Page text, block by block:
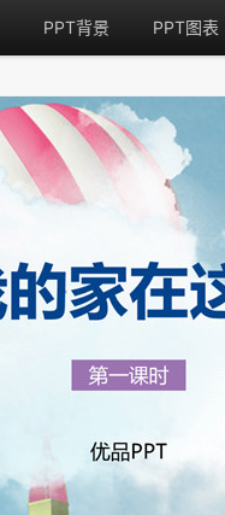
PPT背景 PPT图表